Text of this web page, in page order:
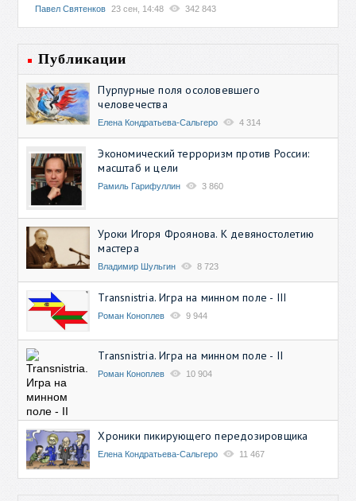
Павел Святенков 23 сен, 14:48 342 843
Публикации
Пурпурные поля осоловевшего
человечества
Елена Кондратьева-Сальгеро 4 314
Экономический терроризм против России:
масштаб и цели
Рамиль Гарифуллин 3 860
Уроки Игоря Фроянова. К девяностолетию
мастера
Владимир Шульгин 8 723
Transnistria. Игра на минном поле - III
Роман Коноплев 9 944
Transnistria. Игра на минном поле - II
Роман Коноплев 10 904
Хроники пикирующего передозировщика
Елена Кондратьева-Сальгеро 11 467